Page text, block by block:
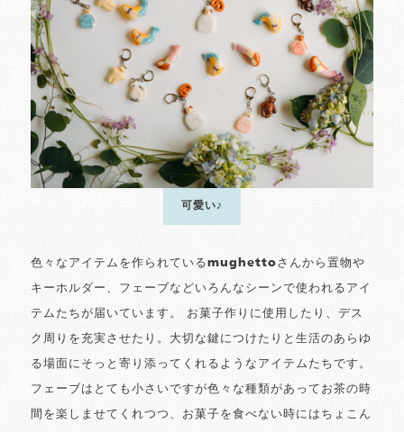
可愛い♪
色々なアイテムを作られているmughettoさんから置物や
キーホルダー、フェーブなどいろんなシーンで使われるアイ
テムたちが届いています。 お菓子作りに使用したり、デス
ク周りを充実させたり。大切な鍵につけたりと生活のあらゆ
る場面にそっと寄り添ってくれるようなアイテムたちです。
フェーブはとても小さいですが色々な種類があってお茶の時
間を楽しませてくれつつ、お菓子を食べない時にはちょこん